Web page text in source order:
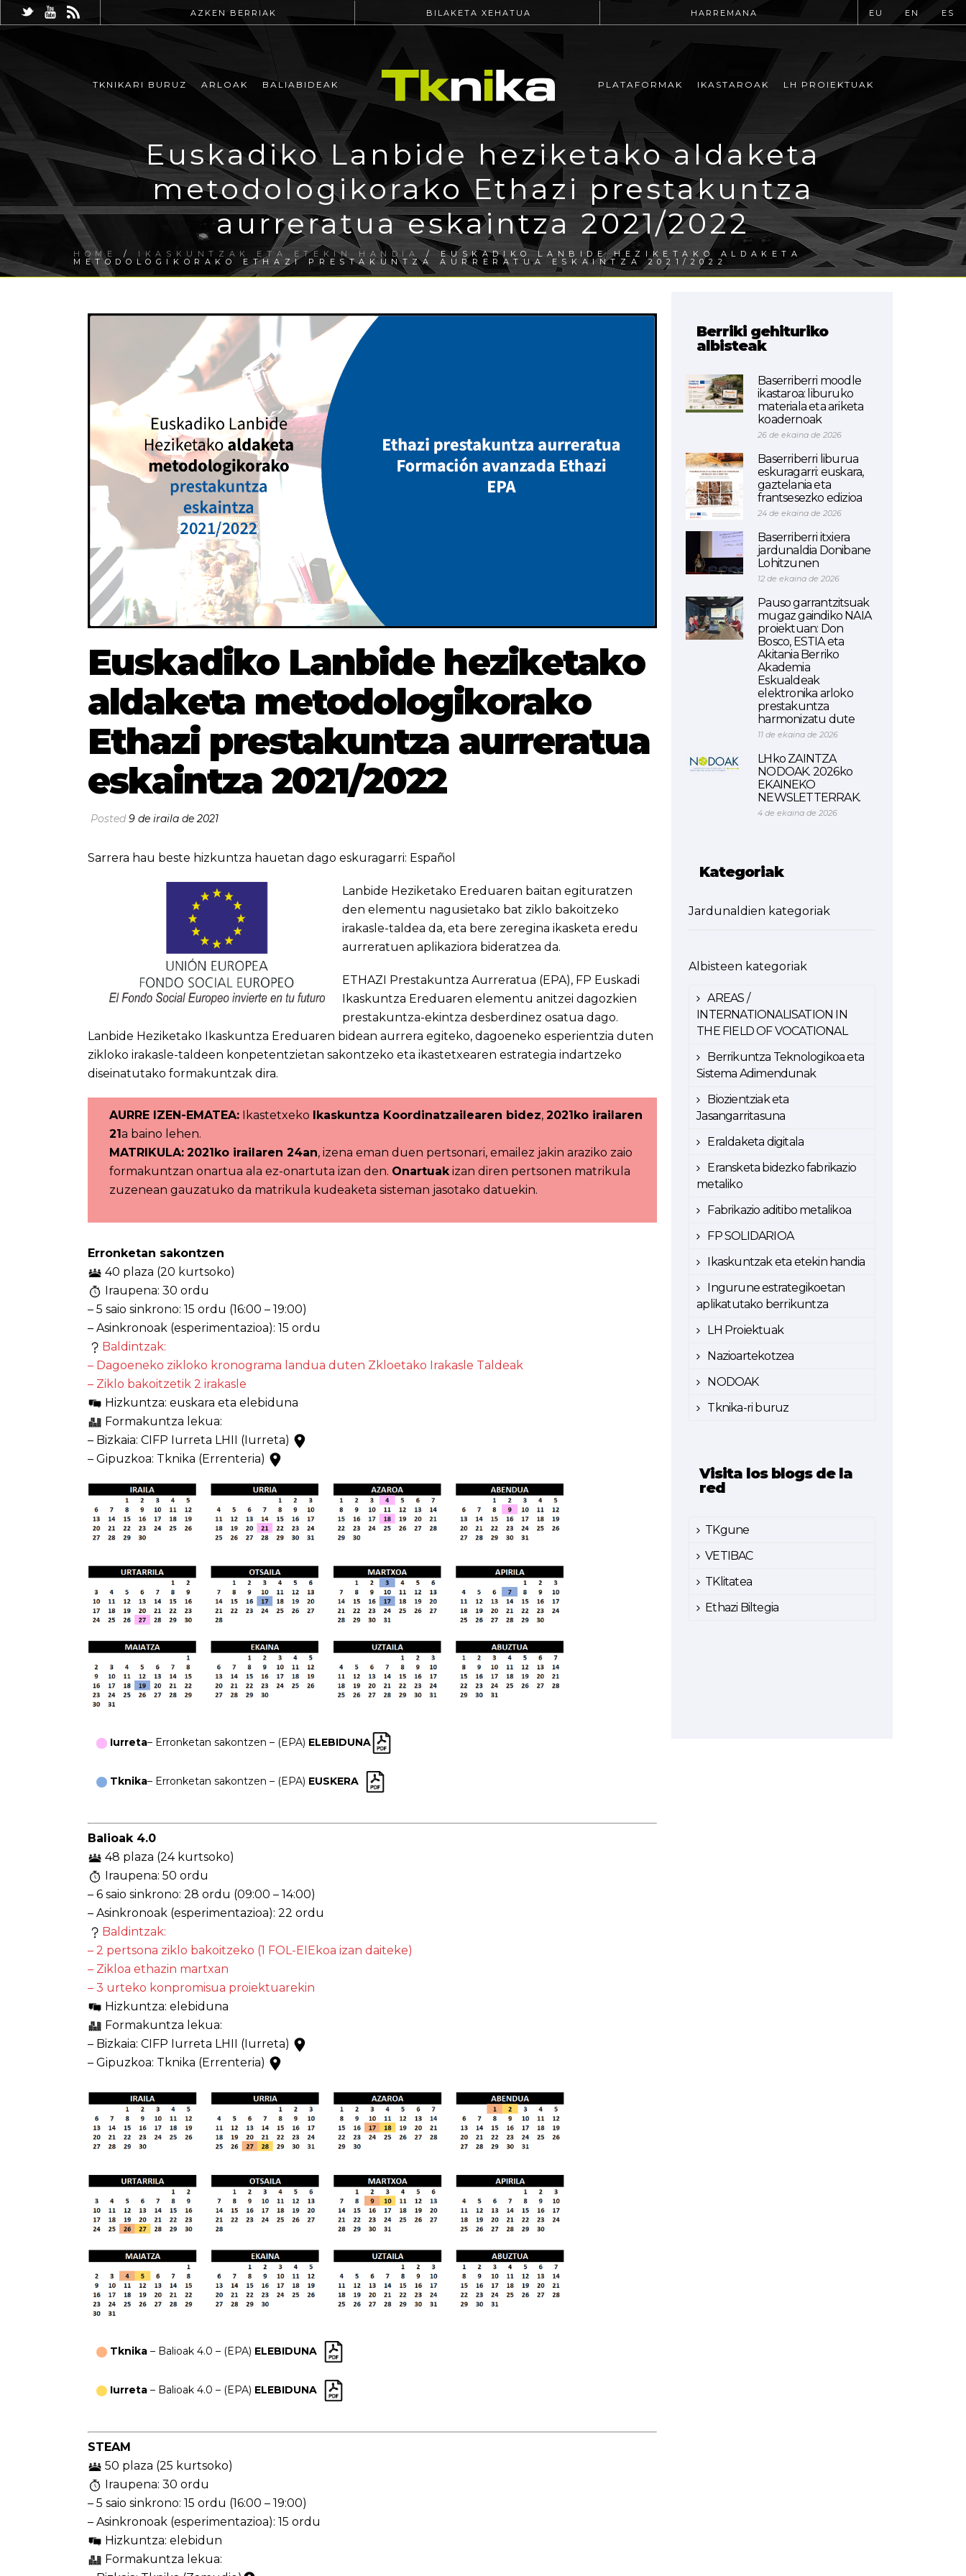
AZKEN BERRIAK BILAKETA XEHATUA HARREMANA EU EN ES
TKNIKARI BURUZ ARLOAK BALIABIDEAK PLATAFORMAK IKASTAROAK LH PROIEKTUAK
Euskadiko Lanbide heziketako aldaketa
metodologikorako Ethazi prestakuntza
aurreratua eskaintza 2021/2022
HOME / IKASKUNTZAK ETA ETEKIN HANDIA / EUSKADIKO LANBIDE HEZIKETAKO ALDAKETA
METODOLOGIKORAKO ETHAZI PRESTAKUNTZA AURRERATUA ESKAINTZA 2021/2022
Euskadiko Lanbide heziketako
aldaketa metodologikorako
Ethazi prestakuntza aurreratua
eskaintza 2021/2022
Posted9 de iraila de 2021
Sarrera hau beste hizkuntza hauetan dago eskuragarri: Español
Lanbide Heziketako Ereduaren baitan egituratzen
den elementu nagusietako bat ziklo bakoitzeko
irakasle-taldea da, eta bere zeregina ikasketa eredu
aurreratuen aplikaziora bideratzea da.
ETHAZI Prestakuntza Aurreratua (EPA), FP Euskadi
Ikaskuntza Ereduaren elementu anitzei dagozkien
prestakuntza-ekintza desberdinez osatua dago.
Lanbide Heziketako Ikaskuntza Ereduaren bidean aurrera egiteko, dagoeneko esperientzia duten
zikloko irakasle-taldeen konpetentzietan sakontzeko eta ikastetxearen estrategia indartzeko
diseinatutako formakuntzak dira.
AURRE IZEN-EMATEA: Ikastetxeko Ikaskuntza Koordinatzailearen bidez, 2021ko irailaren
21a baino lehen.
MATRIKULA: 2021ko irailaren 24an, izena eman duen pertsonari, emailez jakin araziko zaio
formakuntzan onartua ala ez-onartuta izan den. Onartuakizan diren pertsonen matrikula
zuzenean gauzatuko da matrikula kudeaketa sisteman jasotako datuekin.
Erronketan sakontzen
40 plaza (20 kurtsoko)
Iraupena: 30 ordu
– 5 saio sinkrono: 15 ordu (16:00 – 19:00)
– Asinkronoak (esperimentazioa): 15 ordu
Baldintzak:
– Dagoeneko zikloko kronograma landua duten Zkloetako Irakasle Taldeak
– Ziklo bakoitzetik 2 irakasle
Hizkuntza: euskara eta elebiduna
Formakuntza lekua:
– Bizkaia: CIFP Iurreta LHII (Iurreta)
– Gipuzkoa: Tknika (Errenteria)
Iurreta– Erronketan sakontzen – (EPA) ELEBIDUNA
Tknika– Erronketan sakontzen – (EPA) EUSKERA
Balioak 4.0
48 plaza (24 kurtsoko)
Iraupena: 50 ordu
– 6 saio sinkrono: 28 ordu (09:00 – 14:00)
– Asinkronoak (esperimentazioa): 22 ordu
Baldintzak:
– 2 pertsona ziklo bakoitzeko (1 FOL-EIEkoa izan daiteke)
– Zikloa ethazin martxan
– 3 urteko konpromisua proiektuarekin
Hizkuntza: elebiduna
Formakuntza lekua:
– Bizkaia: CIFP Iurreta LHII (Iurreta)
– Gipuzkoa: Tknika (Errenteria)
Tknika – Balioak 4.0 – (EPA) ELEBIDUNA
Iurreta – Balioak 4.0 – (EPA) ELEBIDUNA
STEAM
50 plaza (25 kurtsoko)
Iraupena: 30 ordu
– 5 saio sinkrono: 15 ordu (16:00 – 19:00)
– Asinkronoak (esperimentazioa): 15 ordu
Hizkuntza: elebidun
Formakuntza lekua:
Berriki gehituriko
albisteak
Baserriberri moodle
ikastaroa: liburuko
materiala eta ariketa
koadernoak
26 de ekaina de 2026
Baserriberri liburua
eskuragarri: euskara,
gaztelania eta
frantsesezko edizioa
24 de ekaina de 2026
Baserriberri itxiera
jardunaldia Donibane
Lohitzunen
12 de ekaina de 2026
Pauso garrantzitsuak
mugaz gaindiko NAIA
proiektuan: Don
Bosco, ESTIA eta
Akitania Berriko
Akademia
Eskualdeak
elektronika arloko
prestakuntza
harmonizatu dute
11 de ekaina de 2026
LHko ZAINTZA
NODOAK. 2026ko
EKAINEKO
NEWSLETTERRAK.
4 de ekaina de 2026
Kategoriak
Jardunaldien kategoriak
Albisteen kategoriak
AREAS /
INTERNATIONALISATION IN
THE FIELD OF VOCATIONAL
Berrikuntza Teknologikoa eta
Sistema Adimendunak
Biozientziak eta
Jasangarritasuna
Eraldaketa digitala
Eransketa bidezko fabrikazio
metaliko
Fabrikazio aditibo metalikoa
FP SOLIDARIOA
Ikaskuntzak eta etekin handia
Ingurune estrategikoetan
aplikatutako berrikuntza
LH Proiektuak
Nazioartekotzea
NODOAK
Tknika-ri buruz
Visita los blogs de la
red
TKgune
VETIBAC
TKlitatea
Ethazi Biltegia